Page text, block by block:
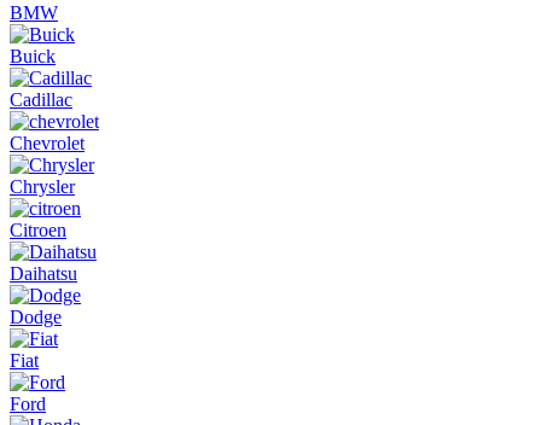
BMW
Buick
Cadillac
Chevrolet
Chrysler
Citroen
Daihatsu
Dodge
Fiat
Ford